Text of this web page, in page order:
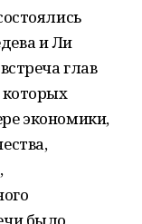
и Ли
глав
которых
экономики,